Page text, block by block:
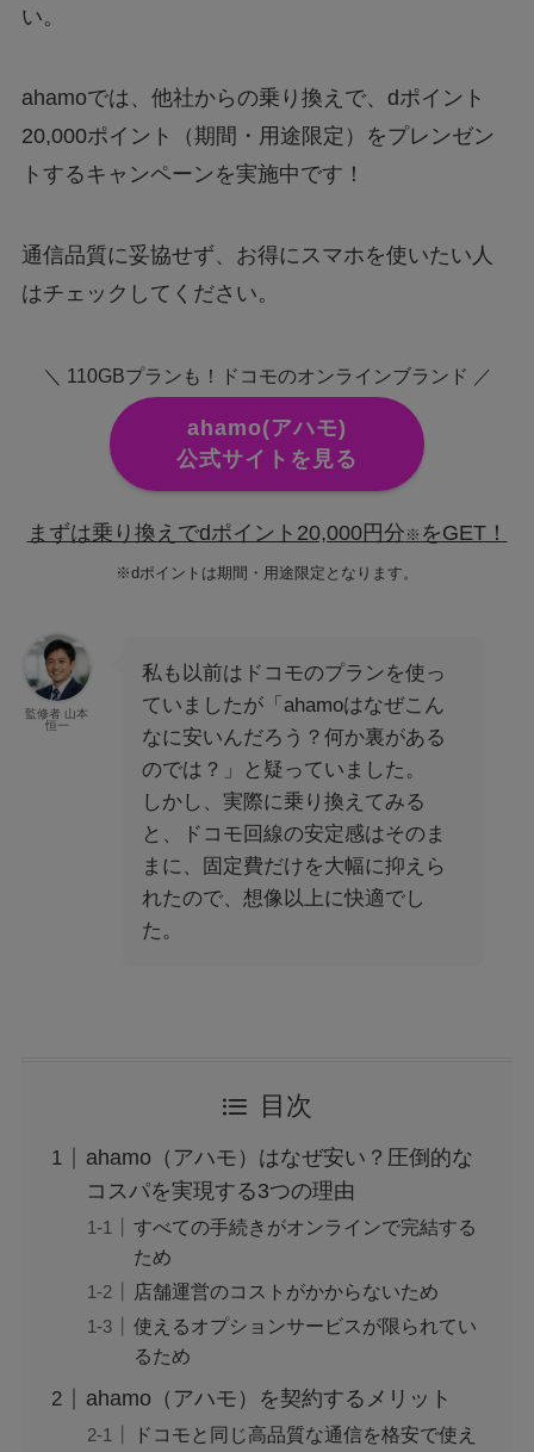
い。
ahamoでは、他社からの乗り換えで、dポイント
20,000ポイント（期間・用途限定）をプレンゼン
トするキャンペーンを実施中です！
通信品質に妥協せず、お得にスマホを使いたい人
はチェックしてください。
＼ 110GBプランも！ドコモのオンラインブランド ／
ahamo(アハモ)
公式サイトを見る
まずは乗り換えでdポイント20,000円分 ※ をGET！
※dポイントは期間・用途限定となります。
監修者 山本
恒一
私も以前はドコモのプランを使っ
ていましたが「ahamoはなぜこん
なに安いんだろう？何か裏がある
のでは？」と疑っていました。
しかし、実際に乗り換えてみる
と、ドコモ回線の安定感はそのま
まに、固定費だけを大幅に抑えら
れたので、想像以上に快適でし
た。
目次
ahamo（アハモ）はなぜ安い？圧倒的な
コスパを実現する3つの理由
すべての手続きがオンラインで完結する
ため
店舗運営のコストがかからないため
使えるオプションサービスが限られてい
るため
ahamo（アハモ）を契約するメリット
ドコモと同じ高品質な通信を格安で使え